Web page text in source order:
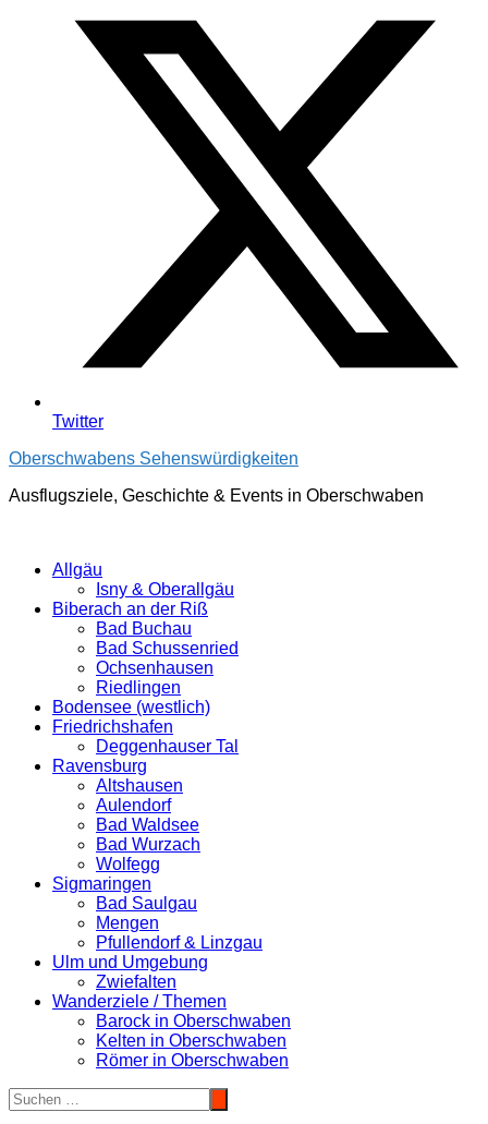
Twitter
Oberschwabens Sehenswürdigkeiten
Ausflugsziele, Geschichte & Events in Oberschwaben
Allgäu
Isny & Oberallgäu
Biberach an der Riß
Bad Buchau
Bad Schussenried
Ochsenhausen
Riedlingen
Bodensee (westlich)
Friedrichshafen
Deggenhauser Tal
Ravensburg
Altshausen
Aulendorf
Bad Waldsee
Bad Wurzach
Wolfegg
Sigmaringen
Bad Saulgau
Mengen
Pfullendorf & Linzgau
Ulm und Umgebung
Zwiefalten
Wanderziele / Themen
Barock in Oberschwaben
Kelten in Oberschwaben
Römer in Oberschwaben